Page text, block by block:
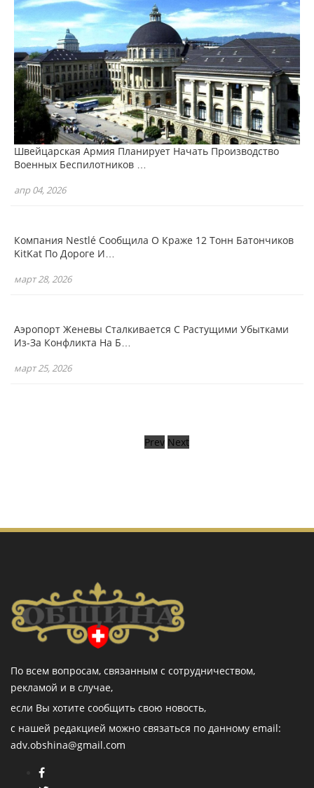
Prev Next
Швейцарская Армия Планирует Начать Производство
Военных Беспилотников …
апр 04, 2026
Компания Nestlé Сообщила О Краже 12 Тонн Батончиков
KitKat По Дороге И…
март 28, 2026
Аэропорт Женевы Сталкивается С Растущими Убытками
Из-За Конфликта На Б…
март 25, 2026
По всем вопросам, связанным с сотрудничеством,
рекламой и в случае,
если Вы хотите сообщить свою новость,
с нашей редакцией можно связаться по данному email:
adv.obshina@gmail.com